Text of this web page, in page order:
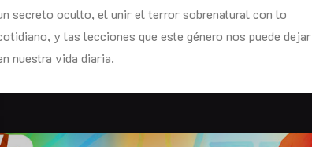
secreto oculto, el unir el terror sobrenatural con lo
y las lecciones que este género nos puede dejar
nuestra vida diaria.